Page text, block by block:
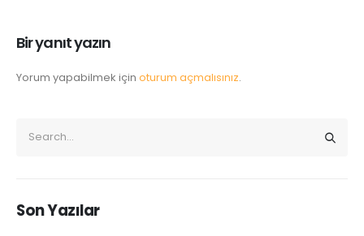
Bir yanıt yazın
Yorum yapabilmek için oturum açmalısınız.
Son Yazılar